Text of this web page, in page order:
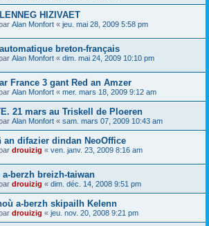
HIZIVAET
Alan Monfort « jeu. mai 28, 2009 5:58 pm
breton-français
Alan Monfort « dim. mai 24, 2009 10:10 pm
France 3 gant Red an Amzer
Alan Monfort « mer. mars 18, 2009 9:12 am
21 mars au Triskell de Ploeren
Alan Monfort « sam. mars 07, 2009 10:43 am
an difazier dindan NeoOffice
drouizig « ven. janv. 23, 2009 8:16 am
a-berzh breizh-taiwan
drouizig « dim. déc. 14, 2008 9:51 pm
a-berzh skipailh Kelenn
drouizig « jeu. nov. 20, 2008 9:21 pm